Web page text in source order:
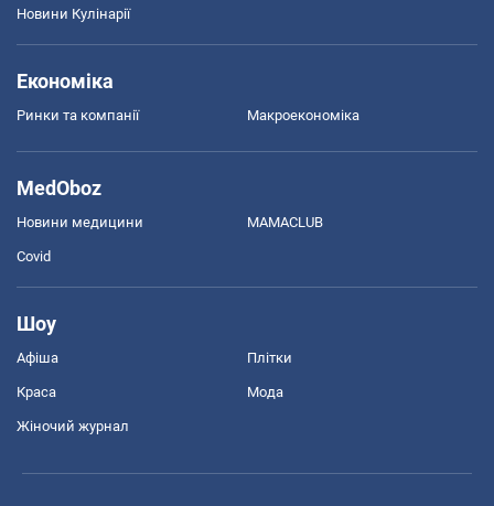
Новини Кулінарії
Економіка
Ринки та компанії Макроекономіка
MedOboz
Новини медицини MAMACLUB
Covid
Шоу
Афіша Плітки
Краса Мода
Жіночий журнал